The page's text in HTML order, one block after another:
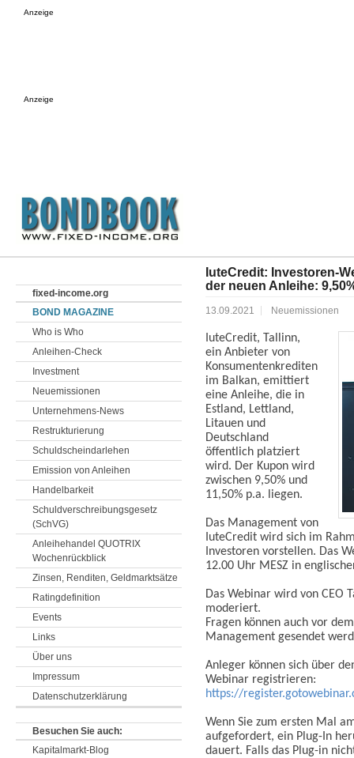
Anzeige
Anzeige
IuteCredit: Investoren-
der neuen Anleihe:
13.09.2021 Neuemissionen
IuteCredit, Tallinn,
ein Anbieter von
Konsumentenkrediten
im Balkan, emittiert
eine Anleihe, die in
Estland, Lettland,
Litauen und
Deutschland
öffentlich platziert
wird. Der Kupon wird
zwischen 9,50% und
11,50% p.a. liegen.
Das Management von
IuteCredit wird sich im
Investoren vorstellen. Das
12.00 Uhr MESZ in
Das Webinar wird von CEO
moderiert.
Fragen können auch vor
Management gesendet
Anleger können sich über
Webinar registrieren:
https://
Wenn Sie zum ersten Mal
aufgefordert, ein Plug-In
dauert. Falls das Plug-in
fixed-income.org
BOND MAGAZINE
Who is Who
Anleihen-Check
Investment
Neuemissionen
Unternehmens-News
Restrukturierung
Schuldscheindarlehen
Emission von Anleihen
Handelbarkeit
Schuldverschreibungsgesetz
(SchVG)
Anleihehandel QUOTRIX
Wochenrückblick
Zinsen, Renditen, Geldmarktsätze
Ratingdefinition
Events
Links
Über uns
Impressum
Datenschutzerklärung
Besuchen Sie auch:
Kapitalmarkt-Blog